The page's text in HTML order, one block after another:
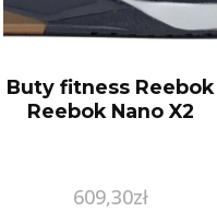
Buty fitness Reebok
Reebok Nano X2
609,30zł